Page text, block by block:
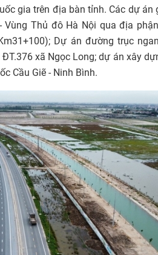
gia trên địa bàn tỉnh. Các dự án
Thủ đô Hà Nội qua địa
Dự án đường trục
xã Ngọc Long; dự án xây
Cầu Giẽ - Ninh Bình.